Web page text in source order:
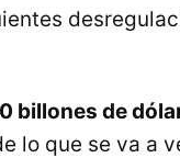
billones de
lo que se va a